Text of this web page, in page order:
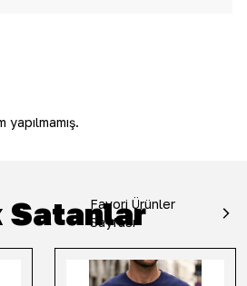
Satanlar
Favori Ürünler
Sayfası